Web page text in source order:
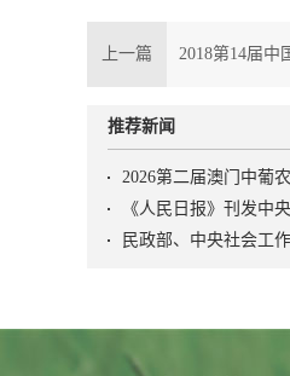
上一篇 2018第14届中
推荐新闻
2026第二届澳门中葡